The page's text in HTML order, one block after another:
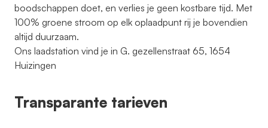
boodschappen doet, en verlies je geen kostbare tijd. Met
100% groene stroom op elk oplaadpunt rij je bovendien
altijd duurzaam.
Ons laadstation vind je in G. gezellenstraat 65, 1654
Huizingen
Transparante tarieven